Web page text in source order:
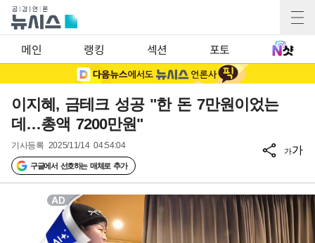
메인 랭킹 섹션 포토
이지혜, 금테크 성공 "한 돈 7만원이었는
데…총액 7200만원"
기사등록 2025/11/14 04:54:04
구글에서 선호하는 매체로 추가
가가